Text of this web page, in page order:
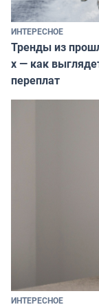
ИНТЕРЕСНОЕ
Тренды из
х — как
переплат
ИНТЕРЕСНОЕ